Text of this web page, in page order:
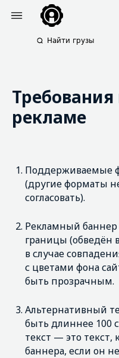
Найти грузы
рекламе
Поддерживаемые
(другие форматы
согласовать).
Рекламный
границы (обведён
в случае
с цветами фона
быть прозрачным.
Альтернативный
быть длиннее 100
текст — это текст,
баннера, если он